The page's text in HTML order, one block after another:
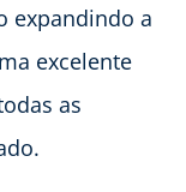
expandindo a
excelente
as